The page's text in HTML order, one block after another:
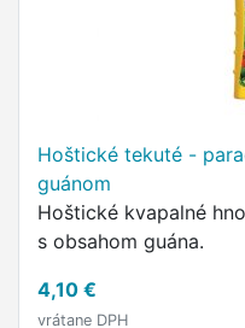
Hoštické tekuté -
guánom
Hoštické kvapalné
s obsahom guána.
4,10 €
vrátane DPH